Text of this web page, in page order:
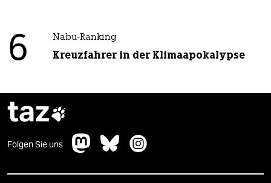
6 Nabu-Ranking
Kreuzfahrer in der Klimaapokalypse
taz
Folgen Sie uns